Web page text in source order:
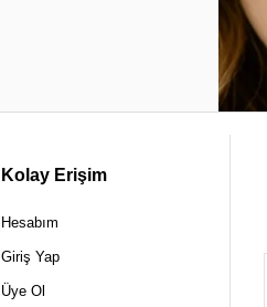
Kolay Erişim
Hesabım
Giriş Yap
Üye Ol